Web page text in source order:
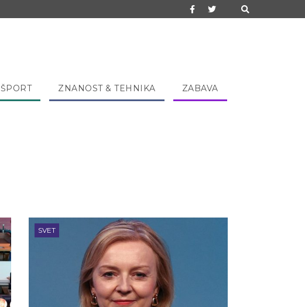
ŠPORT ZNANOST & TEHNIKA ZABAVA
SVET